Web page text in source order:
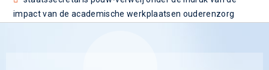
impact van de academische werkplaatsen ouderenzorg